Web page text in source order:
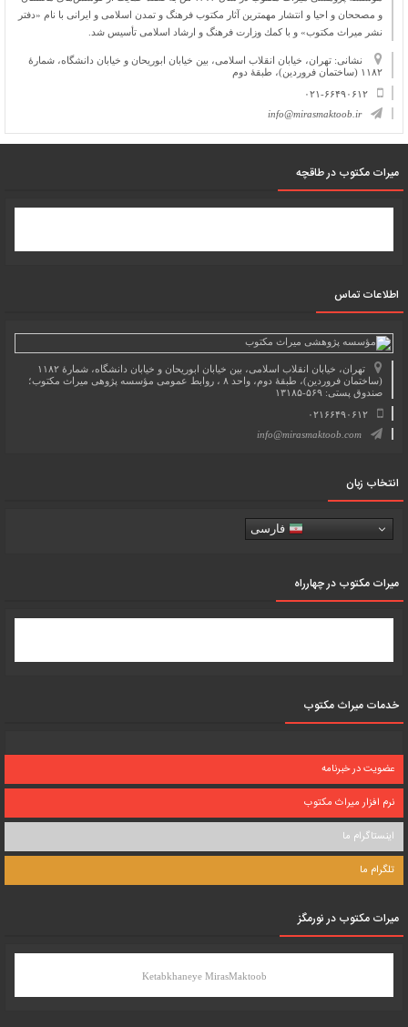
و مصححان و احیا و انتشار مهمترین آثار مكتوب فرهنگ و تمدن اسلامی و ایرانی با نام «دفتر
نشر میراث مكتوب» و با كمك وزارت فرهنگ و ارشاد اسلامی تأسیس شد.
نشانی: تهران، خیابان انقلاب اسلامی، بین خیابان ابوریحان و خیابان دانشگاه، شمارۀ
۱۱۸۲ (ساختمان فروردین)، طبقۀ دوم
۰۲۱-۶۶۴۹۰۶۱۲
info@mirasmaktoob.ir
میرات مکتوب در طاقچه
اطلاعات تماس
تهران، خیابان انقلاب اسلامی، بین خیابان ابوریحان و خیابان دانشگاه، شمارۀ ۱۱۸۲
(ساختمان فروردین)، طبقۀ دوم، واحد ۸ ، روابط عمومی مؤسسه پژوهی میراث مکتوب؛
صندوق پستی: ۵۶۹-۱۳۱۸۵
۰۲۱۶۶۴۹۰۶۱۲
info@mirasmaktoob.com
انتخاب زبان
فارسی
میرات مکتوب در چهارراه
خدمات میراث مکتوب
عضویت در خبرنامه
نرم افزار میراث مکتوب
اینستاگرام ما
تلگرام ما
میرات مکتوب در نورمگز
Ketabkhaneye MirasMaktoob